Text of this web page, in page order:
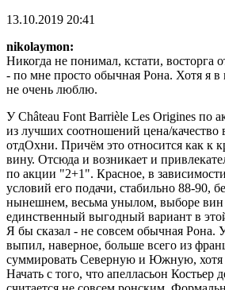
13.10.2019 20:41
nikolaymon:
Никогда не понимал, кстати, восторга
- по мне просто обычная Рона. Хотя я в
не очень люблю.
У Château Font Barrièle Les Origines по
из лучших соотношений цена/качество
отдОхни. Причём это относится как к
вину. Отсюда и возникает и
по акции "2+1". Красное, в
условий его подачи, стабильно 88-90,
нынешнем, весьма унылом, выборе
единственный выгодный вариант в
Я бы сказал - не совсем обычная Рона.
выпил, наверное, больше всего из
суммировать Северную и Южную, хотя
Начать с того, что апелласьон Костьер